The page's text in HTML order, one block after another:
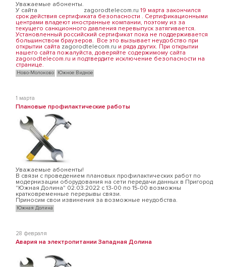
Уважаемые абоненты.
У сайта
zagorodtelecom.ru 19 марта закончился
срок действия сертификата безопасности . Сертификационными
центрами владеют иностранные компании, поэтому из за
текущего санкционного давления перевыпуск затягивается.
Установленный российский сертификат пока не поддерживается
большинством браузеров. Все это вызывает неудобство при
открытии сайта zagorodtelecom.ru и ряда других. При открытии
нашего сайта пожалуйста, доверяйте содержимому сайта
zagorodtelecom.ru и подтвердите исключение безопасности на
странице.
Ново-Молоково Южное Видное
1 марта
Плановые профилактические работы
Уважаемые абоненты!
В связи с проведением плановых профилактических работ по
модернизации оборудования на сети передачи данных в Пригород
"Южная Долина" 02.03.2022 c 13-00 по 15-00 возможны
кратковременные перерывы связи.
Приносим свои извинения за возможные неудобства.
Южная Долина
28 февраля
Авария на электропитании Западная Долина